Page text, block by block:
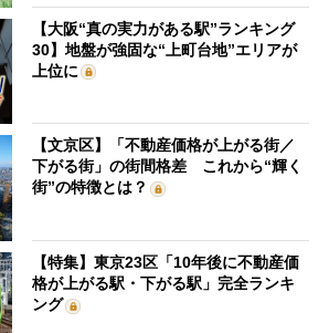
【大阪“真の実力がある駅”ランキング
30】地盤が強固な“上町台地”エリアが
上位に
【文京区】「不動産価格が上がる街／
下がる街」の街間格差 これから“輝く
街”の特徴とは？
【特集】東京23区「10年後に不動産価
格が上がる駅・下がる駅」完全ランキ
ング